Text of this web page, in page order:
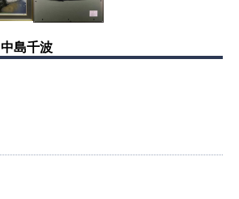
中島千波